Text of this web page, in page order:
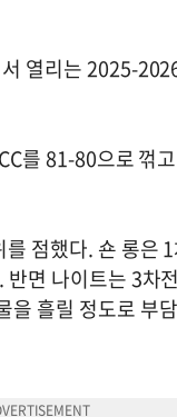
열리는 2025-
를 81-80으로 꺾
점했다. 숀 롱은
면 나이트는 3차
을 흘릴 정도로 부